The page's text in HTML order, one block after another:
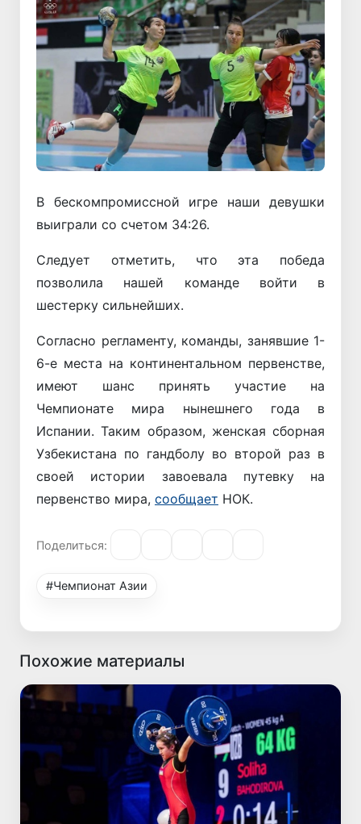
В бескомпромиссной игре наши девушки
выиграли со счетом 34:26.
Следует отметить, что эта победа
позволила нашей команде войти в
шестерку сильнейших.
Согласно регламенту, команды, занявшие 1-
6-е места на континентальном первенстве,
имеют шанс принять участие на
Чемпионате мира нынешнего года в
Испании. Таким образом, женская сборная
Узбекистана по гандболу во второй раз в
своей истории завоевала путевку на
первенство мира, сообщает НОК.
Поделиться:
#Чемпионат Азии
Похожие материалы